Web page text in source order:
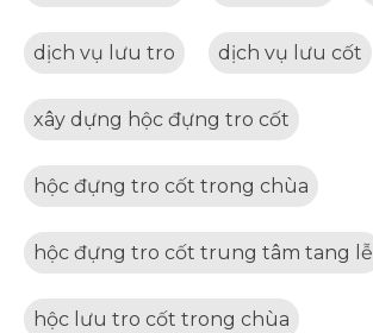
dịch vụ lưu tro dịch vụ lưu cốt
xây dựng hộc đựng tro cốt
hộc đựng tro cốt trong chùa
hộc đựng tro cốt trung tâm tang lễ
hộc lưu tro cốt trong chùa